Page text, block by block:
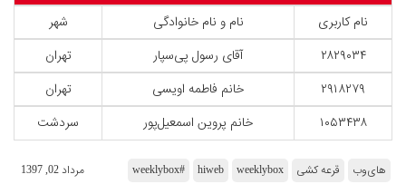
نام کاربری
نام و نام خانوادگی
شهر
۲۸۲۹۰۳۴
آقای رسول پی‌سپار
تهران
۲۹۱۸۲۷۹
خانم فاطمه اویسی
تهران
۱۰۵۳۴۳۸
خانم پروین اسمعیل‌پور سردشت
های‌وب قرعه کشی weeklybox
hiweb
#weeklybox مرداد 02, 1397